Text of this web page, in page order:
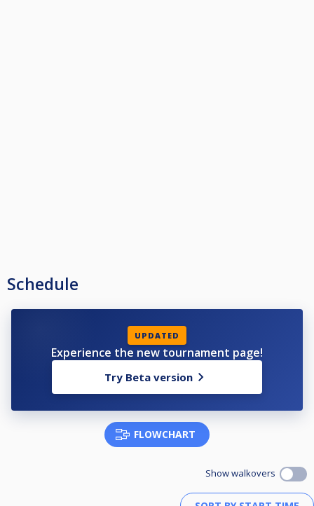
Schedule
UPDATED
Experience the new tournament page!
Try Beta version
FLOWCHART
Show walkovers